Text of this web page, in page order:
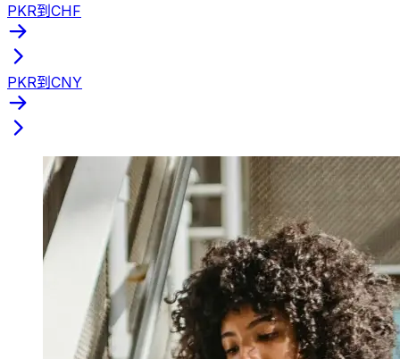
PKR到CHF
PKR到CNY